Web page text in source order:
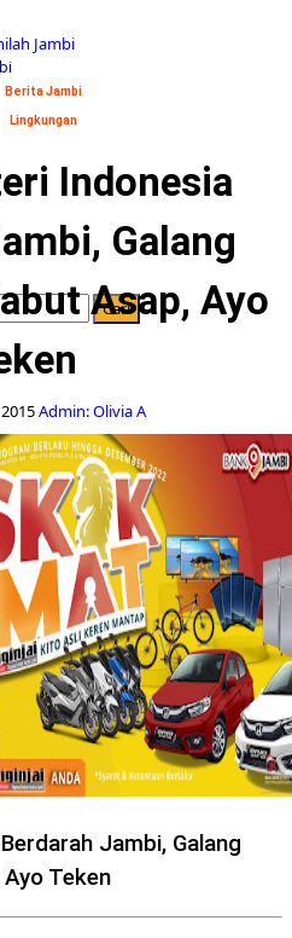
Berita Jambi
Lingkungan
Indonesia
Galang
Asap, Ayo
Admin: Olivia A
Jambi, Galang
Teken